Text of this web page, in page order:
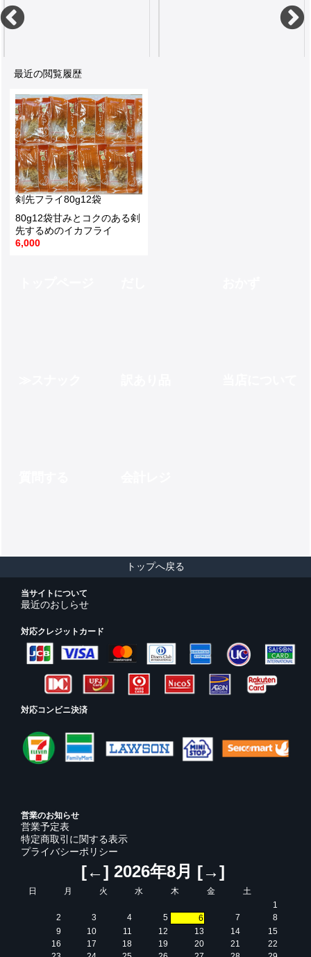
390
7,550
最近の閲覧履歴
剣先フライ80g12袋
80g12袋甘みとコクのある剣
先するめのイカフライ
6,000
トップへ戻る
当サイトについて
最近のおしらせ
対応クレジットカード
対応コンビニ決済
営業のお知らせ
営業予定表
特定商取引に関する表示
プライバシーポリシー
[←] 2026年8月 [→]
日 月 火 水 木 金
土
1
2
3 4 5 6 7
8
9
10 11 12 13 14
15
16
17 18 19 20 21
22